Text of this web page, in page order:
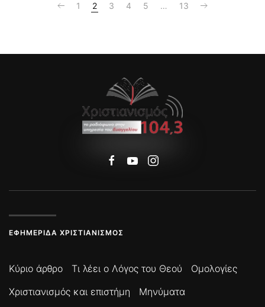
1 2 3 4 5 … 13
ΕΦΗΜΕΡΊΔΑ ΧΡΙΣΤΙΑΝΙΣΜΌΣ
Κύριο άρθρο Τι λέει ο Λόγος του Θεού
Ομολογίες
Χριστιανισμός και επιστήμη
Μηνύματα